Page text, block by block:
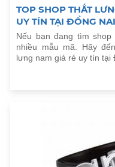
TOP SHOP THẮT
UY TÍN TẠI ĐỒNG NAI
Nếu bạn đang tìm shop
nhiều mẫu mã. Hãy
lưng nam giá rẻ uy tín tại